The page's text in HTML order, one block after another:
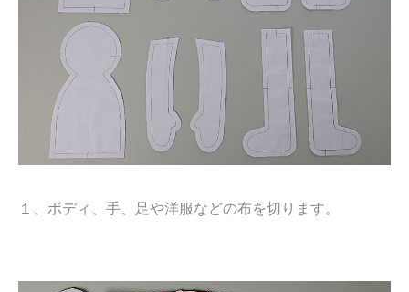
１、ボディ、手、足や洋服などの布を切ります。